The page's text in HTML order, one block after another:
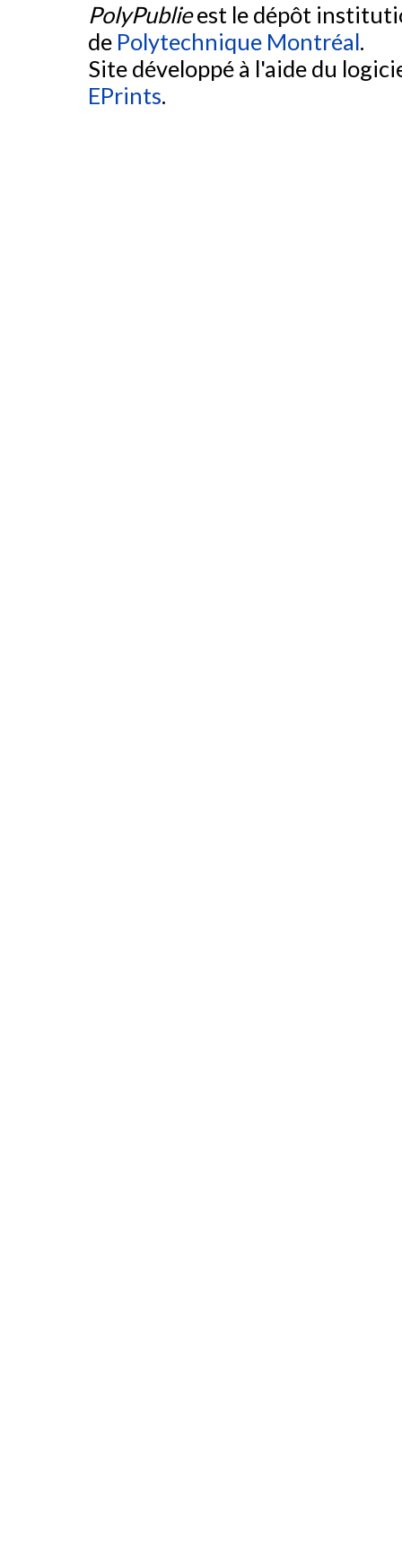
PolyPublieest le dépôt
de Polytechnique Montréal.
Site développé à l'aide du
EPrints.